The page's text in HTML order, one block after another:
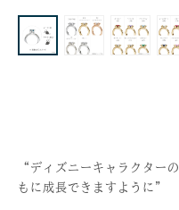
“ディズニーキャラクター
もに成長できますように”